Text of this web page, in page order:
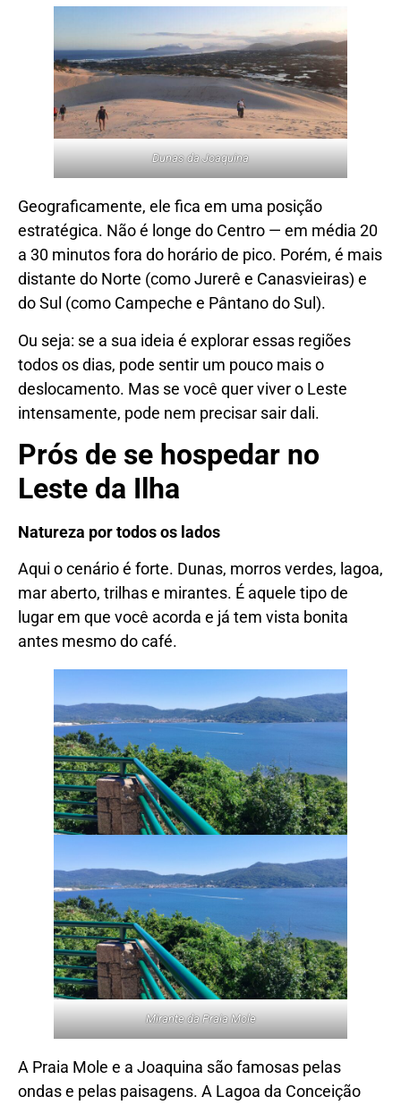
Dunas da Joaquina
Geograficamente, ele fica em uma posição
estratégica. Não é longe do Centro — em média 20
a 30 minutos fora do horário de pico. Porém, é mais
distante do Norte (como Jurerê e Canasvieiras) e
do Sul (como Campeche e Pântano do Sul).
Ou seja: se a sua ideia é explorar essas regiões
todos os dias, pode sentir um pouco mais o
deslocamento. Mas se você quer viver o Leste
intensamente, pode nem precisar sair dali.
Prós de se hospedar no
Leste da Ilha
Natureza por todos os lados
Aqui o cenário é forte. Dunas, morros verdes, lagoa,
mar aberto, trilhas e mirantes. É aquele tipo de
lugar em que você acorda e já tem vista bonita
antes mesmo do café.
Mirante da Praia Mole
A Praia Mole e a Joaquina são famosas pelas
ondas e pelas paisagens. A Lagoa da Conceição